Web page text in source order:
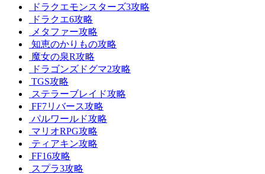
ドラクエモンスターズ3攻略
ドラクエ6攻略
メタファー攻略
知恵のかりもの攻略
魔女の泉R攻略
ドラゴンズドグマ2攻略
TGS攻略
ステラーブレイド攻略
FF7リバース攻略
パルワールド攻略
マリオRPG攻略
ティアキン攻略
FF16攻略
スプラ3攻略